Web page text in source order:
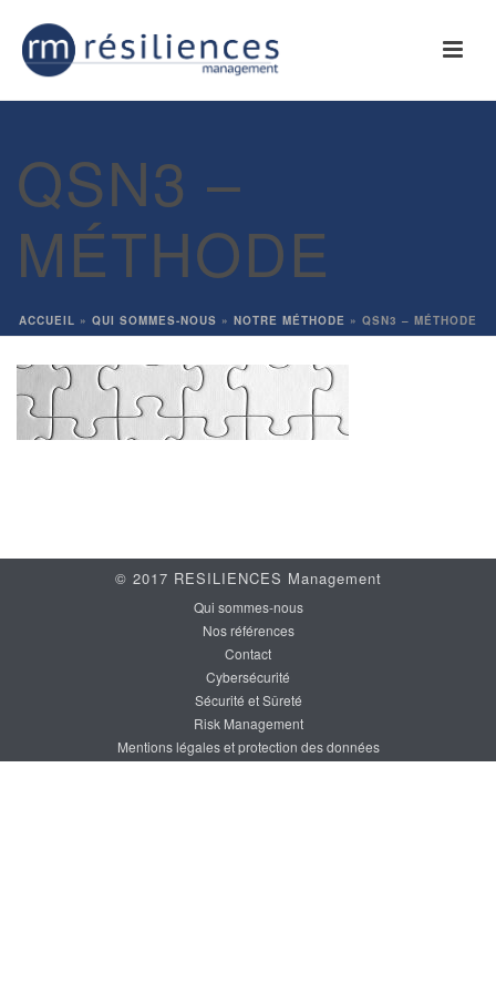
QSN3 –
MÉTHODE
ACCUEIL » QUI SOMMES-NOUS » NOTRE MÉTHODE » QSN3 – MÉTHODE
© 2017 RESILIENCES Management
Qui sommes-nous
Nos références
Contact
Cybersécurité
Sécurité et Sûreté
Risk Management
Mentions légales et protection des données